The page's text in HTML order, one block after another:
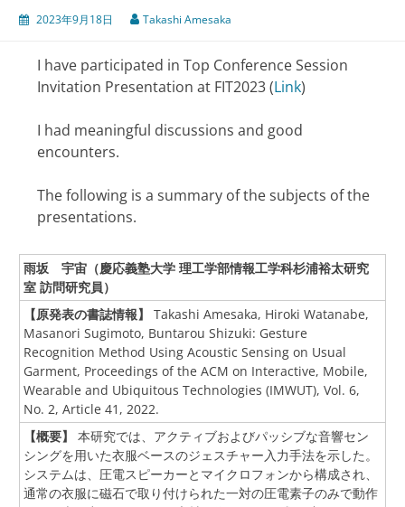
2023年9月18日 Takashi Amesaka
I have participated in Top Conference Session
Invitation Presentation at FIT2023 (Link)
I had meaningful discussions and good
encounters.
The following is a summary of the subjects of the
presentations.
雨坂 宇宙（慶応義塾大学 理工学部情報工学科杉浦裕太研究
室 訪問研究員）
【原発表の書誌情報】
Takashi Amesaka, Hiroki Watanabe,
Masanori Sugimoto, Buntarou Shizuki: Gesture
Recognition Method Using Acoustic Sensing on Usual
Garment, Proceedings of the ACM on Interactive, Mobile,
Wearable and Ubiquitous Technologies (IMWUT), Vol. 6,
No. 2, Article 41, 2022.
【概要】
本研究では、アクティブおよびパッシブな音響セン
シングを用いた衣服ベースのジェスチャー入力手法を示した。
システムは、圧電スピーカーとマイクロフォンから構成され、
通常の衣服に磁石で取り付けられた一対の圧電素子のみで動作